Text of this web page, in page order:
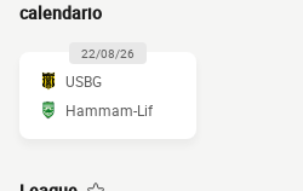
calendario
22/08/26
USBG
Hammam-Lif